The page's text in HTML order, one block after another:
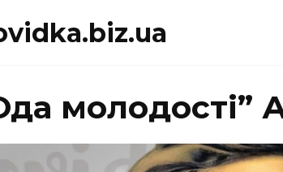
молодості”